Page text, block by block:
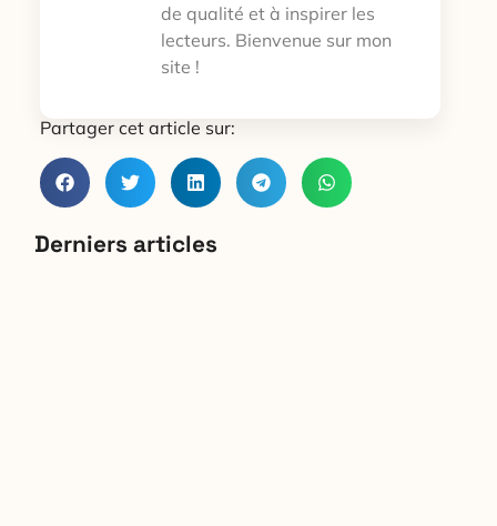
de qualité et à inspirer les
lecteurs. Bienvenue sur mon
site !
Partager cet article sur:
Derniers articles